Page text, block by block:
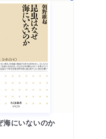
海にいないのか